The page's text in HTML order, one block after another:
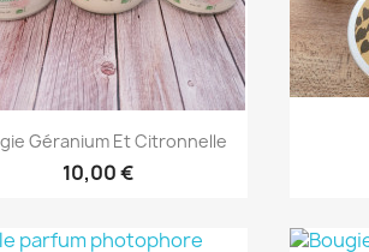
Aperçu rapide
Géranium Et Citronnelle
10,00 €